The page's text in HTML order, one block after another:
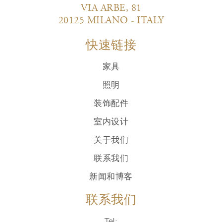
VIA ARBE, 81
20125 MILANO - ITALY
快速链接
家具
照明
装饰配件
室内设计
关于我们
联系我们
新闻和博客
联系我们